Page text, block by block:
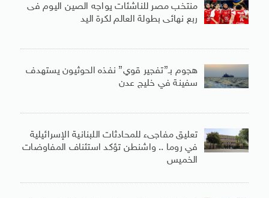
منتخب مصر للناشئات يواجه الصين اليوم فى
ربع نهائى بطولة العالم لكرة اليد
هجوم بـ”تفجير قوي” نفذه الحوثيون يستهدف
سفينة في خليج عدن
تعليق مفاجىء للمحادثات اللبنانية الإسرائيلية
في روما .. واشنطن تؤكد استئناف المفاوضات
الخميس